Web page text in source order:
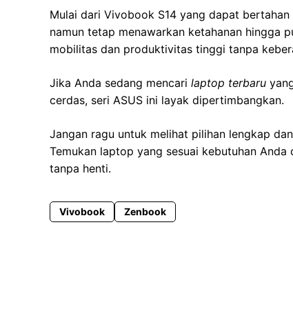
Mulai dari Vivobook S14 yang dapat
namun tetap menawarkan ketahanan hingga
mobilitas dan produktivitas tinggi tanpa
Jika Anda sedang mencari laptop terbaru
cerdas, seri ASUS ini layak dipertimbangkan.
Jangan ragu untuk melihat pilihan lengkap
Temukan laptop yang sesuai kebutuhan
tanpa henti.
Vivobook Zenbook